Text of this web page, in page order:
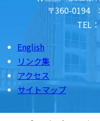
〒360-0194
TEL
English
リンク集
アクセス
サイトマップ